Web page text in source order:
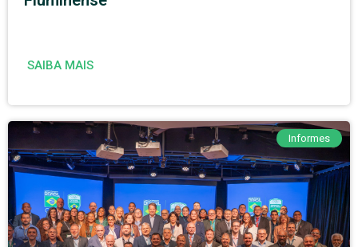
SAIBA MAIS
Informes